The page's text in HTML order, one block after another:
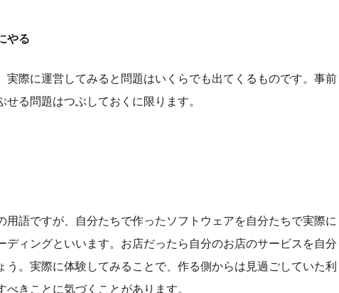
やる
実際に運営してみると問題はいくらでも出てくるものです。事前
る問題はつぶしておくに限ります。
用語ですが、自分たちで作ったソフトウェアを自分たちで実際に
ディングといいます。お店だったら自分のお店のサービスを自分
う。実際に体験してみることで、作る側からは見過ごしていた利
きことに気づくことがあります。